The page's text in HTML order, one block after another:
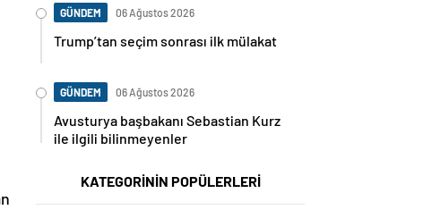
GÜNDEM 06 Ağustos 2026
Trump’tan seçim sonrası ilk mülakat
GÜNDEM 06 Ağustos 2026
Avusturya başbakanı Sebastian Kurz
ile ilgili bilinmeyenler
KATEGORİNİN POPÜLERLERİ